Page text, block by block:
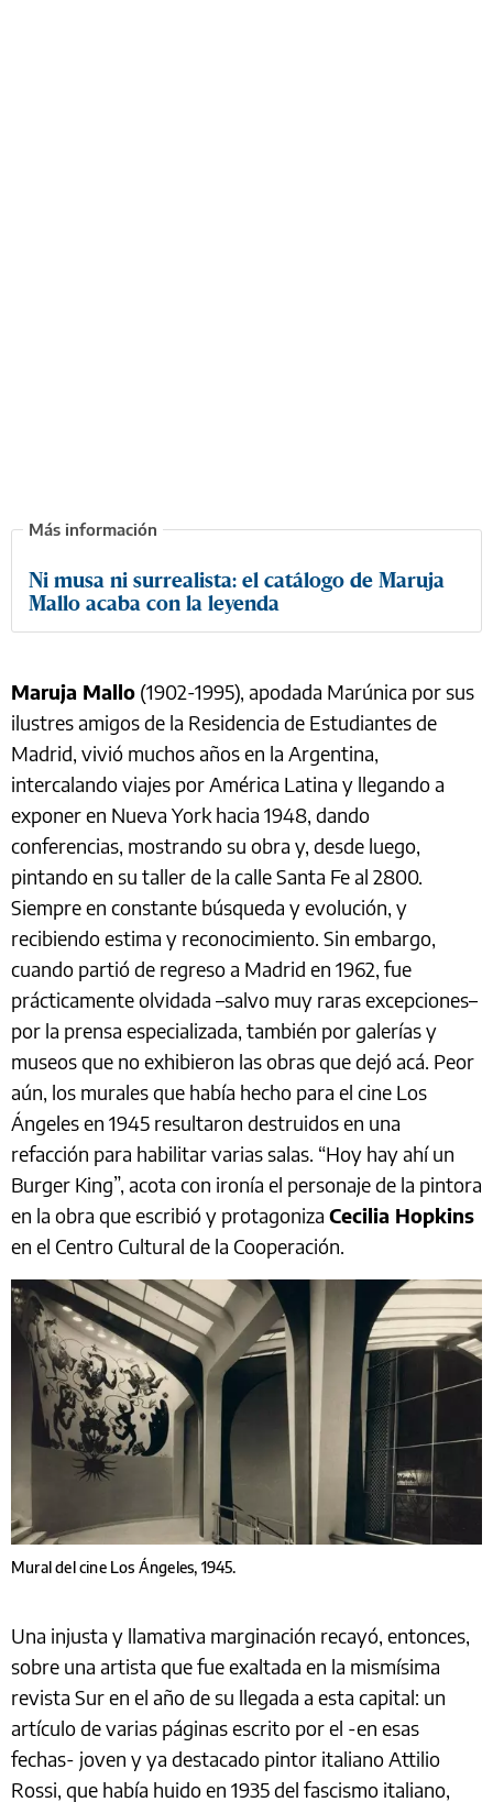
Ni musa ni surrealista: el catálogo de Maruja
Mallo acaba con la leyenda
Maruja Mallo (1902-1995), apodada Marúnica por sus
ilustres amigos de la Residencia de Estudiantes de
Madrid, vivió muchos años en la Argentina,
intercalando viajes por América Latina y llegando a
exponer en Nueva York hacia 1948, dando
conferencias, mostrando su obra y, desde luego,
pintando en su taller de la calle Santa Fe al 2800.
Siempre en constante búsqueda y evolución, y
recibiendo estima y reconocimiento. Sin embargo,
cuando partió de regreso a Madrid en 1962, fue
prácticamente olvidada –salvo muy raras excepciones–
por la prensa especializada, también por galerías y
museos que no exhibieron las obras que dejó acá. Peor
aún, los murales que había hecho para el cine Los
Ángeles en 1945 resultaron destruidos en una
refacción para habilitar varias salas. “Hoy hay ahí un
Burger King”, acota con ironía el personaje de la pintora
en la obra que escribió y protagoniza Cecilia Hopkins
en el Centro Cultural de la Cooperación.
Mural del cine Los Ángeles, 1945.
Una injusta y llamativa marginación recayó, entonces,
sobre una artista que fue exaltada en la mismísima
revista Sur en el año de su llegada a esta capital: un
artículo de varias páginas escrito por el -en esas
fechas- joven y ya destacado pintor italiano Attilio
Rossi, que había huido en 1935 del fascismo italiano,